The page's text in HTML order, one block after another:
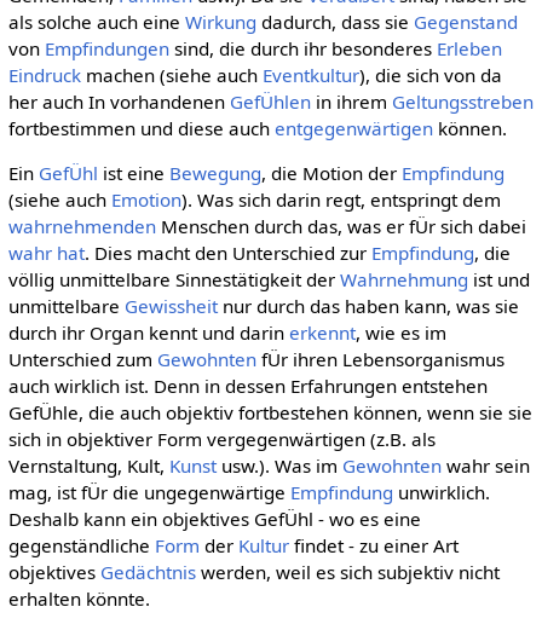
als solche auch eine Wirkung dadurch, dass sie Gegenstand
von Empfindungensind, die durch ihr besonderes Erleben
Eindruckmachen (siehe auch Eventkultur), die sich von da
her auch In vorhandenen GefÜhlenin ihrem Geltungsstreben
fortbestimmen und diese auch entgegenwärtigenkönnen.
Ein GefÜhl ist eine Bewegung, die Motion der Empfindung
(siehe auch Emotion). Was sich darin regt, entspringt dem
wahrnehmendenMenschen durch das, was er fÜr sich dabei
wahr hat. Dies macht den Unterschied zur Empfindung, die
völlig unmittelbare Sinnestätigkeit der Wahrnehmung ist und
unmittelbare Gewissheitnur durch das haben kann, was sie
durch ihr Organ kennt und darin erkennt, wie es im
Unterschied zum GewohntenfÜr ihren Lebensorganismus
auch wirklich ist. Denn in dessen Erfahrungen entstehen
GefÜhle, die auch objektiv fortbestehen können, wenn sie sie
sich in objektiver Form vergegenwärtigen (z.B. als
Vernstaltung, Kult, Kunstusw.). Was im Gewohntenwahr sein
mag, ist fÜr die ungegenwärtige Empfindung unwirklich.
Deshalb kann ein objektives GefÜhl - wo es eine
gegenständliche Form der Kulturfindet - zu einer Art
objektives Gedächtniswerden, weil es sich subjektiv nicht
erhalten könnte.